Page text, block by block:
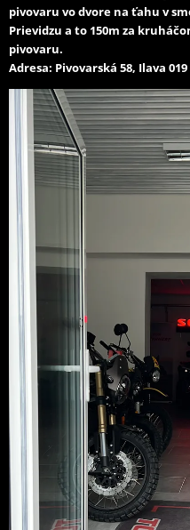
pivovaru vo dvore na ťahu v
Prievidzu a to 150m za
pivovaru.
Adresa: Pivovarská 58, Ilava 019